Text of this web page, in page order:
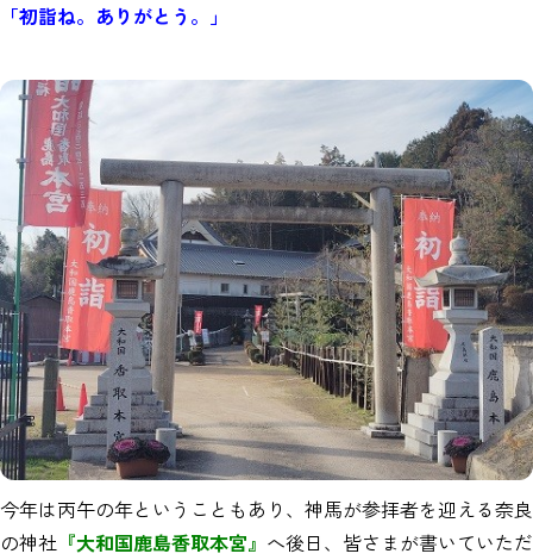
「初詣ね。ありがとう。」
今年は丙午の年ということもあり、神馬が参拝者を迎える奈良
の神社 『大和国鹿島香取本宮』 へ後日、皆さまが書いていただ